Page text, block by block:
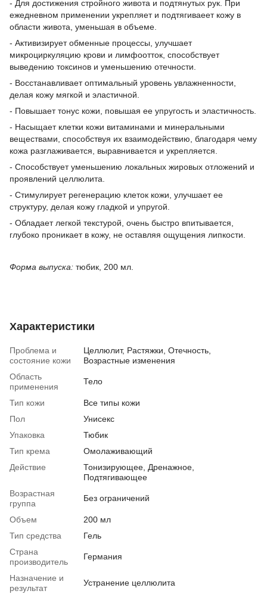
- Для достижения стройного живота и подтянутых рук. При
ежедневном применении укрепляет и подтягиваеет кожу в
области живота, уменьшая в объеме.
- Активизирует обменные процессы, улучшает
микроциркуляцию крови и лимфоотток, способствует
выведению токсинов и уменьшению отечности.
- Восстанавливает оптимальный уровень увлажненности,
делая кожу мягкой и эластичной.
- Повышает тонус кожи, повышая ее упругость и эластичность.
- Насыщает клетки кожи витаминами и минеральными
веществами, способствуя их взаимодействию, благодаря чему
кожа разглаживается, выравнивается и укрепляется.
- Способствует уменьшению локальных жировых отложений и
проявлений целлюлита.
- Стимулирует регенерацию клеток кожи, улучшает ее
структуру, делая кожу гладкой и упругой.
- Обладает легкой текстурой, очень быстро впитывается,
глубоко проникает в кожу, не оставляя ощущения липкости.
Форма выпуска: тюбик, 200 мл.
Характеристики
Проблема и
состояние кожи
Целлюлит, Растяжки, Отечность,
Возрастные изменения
Область
применения
Тело
Тип кожи
Все типы кожи
Пол
Унисекс
Упаковка
Тюбик
Тип крема
Омолаживающий
Действие
Тонизирующее, Дренажное,
Подтягивающее
Возрастная
группа
Без ограничений
Объем
200 мл
Тип средства
Гель
Страна
производитель
Германия
Назначение и
результат
Устранение целлюлита